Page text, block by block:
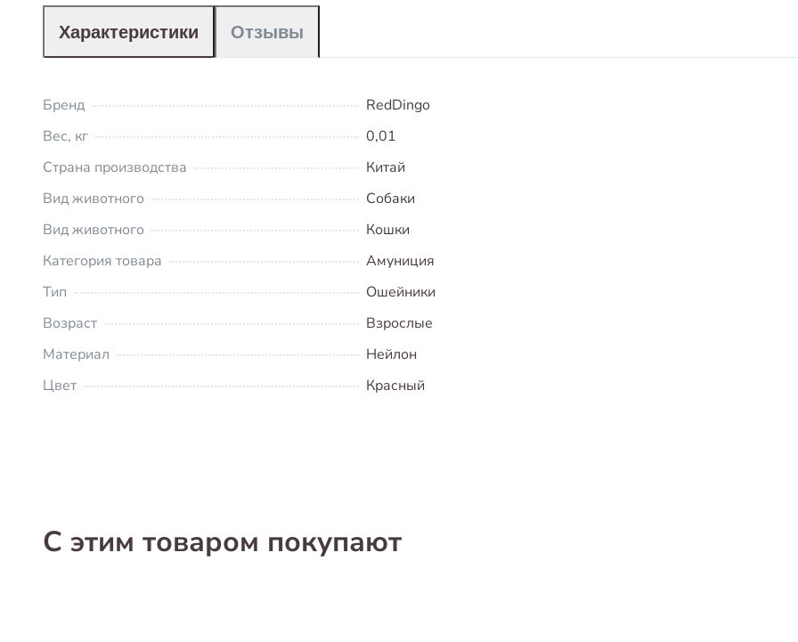
Характеристики Отзывы
Бренд
RedDingo
Вес, кг
0,01
Страна производства
Китай
Вид животного
Собаки
Вид животного
Кошки
Категория товара
Амуниция
Тип
Ошейники
Возраст
Взрослые
Материал
Нейлон
Цвет
Красный
С этим товаром покупают